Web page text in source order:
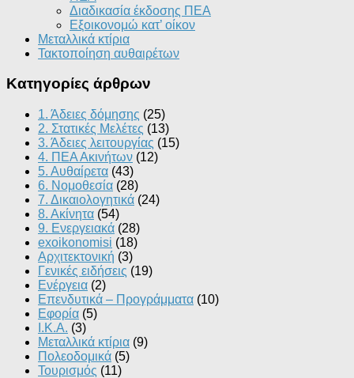
Διαδικασία έκδοσης ΠΕΑ
Εξοικονομώ κατ’ οίκoν
Μεταλλικά κτίρια
Τακτοποίηση αυθαιρέτων
Κατηγορίες άρθρων
1. Άδειες δόμησης (25)
2. Στατικές Μελέτες (13)
3. Άδειες λειτουργίας (15)
4. ΠΕΑ Ακινήτων (12)
5. Αυθαίρετα (43)
6. Νομοθεσία (28)
7. Δικαιολογητικά (24)
8. Ακίνητα (54)
9. Ενεργειακά (28)
exoikonomisi (18)
Αρχιτεκτονική (3)
Γενικές ειδήσεις (19)
Ενέργεια (2)
Επενδυτικά – Προγράμματα (10)
Εφορία (5)
Ι.Κ.Α. (3)
Μεταλλικά κτίρια (9)
Πολεοδομικά (5)
Τουρισμός (11)